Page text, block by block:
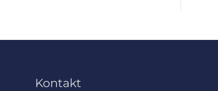
Kontakt